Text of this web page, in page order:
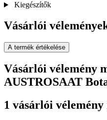
Kiegészítők
Vásárlói
A termék értékelése
Vásárlói vélemény
AUSTROSAAT
1 vásárlói vélemény